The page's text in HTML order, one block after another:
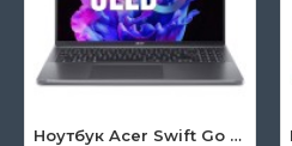
Ноутбук Acer Swift Go 16 SFG16-71 (NX.KVZEU.003)